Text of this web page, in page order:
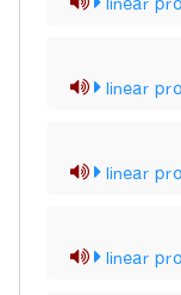
linear
linear
linear